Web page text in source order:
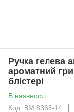
Ручка гелева
ароматний
блістері
В наявності
Код: BM.8368-14